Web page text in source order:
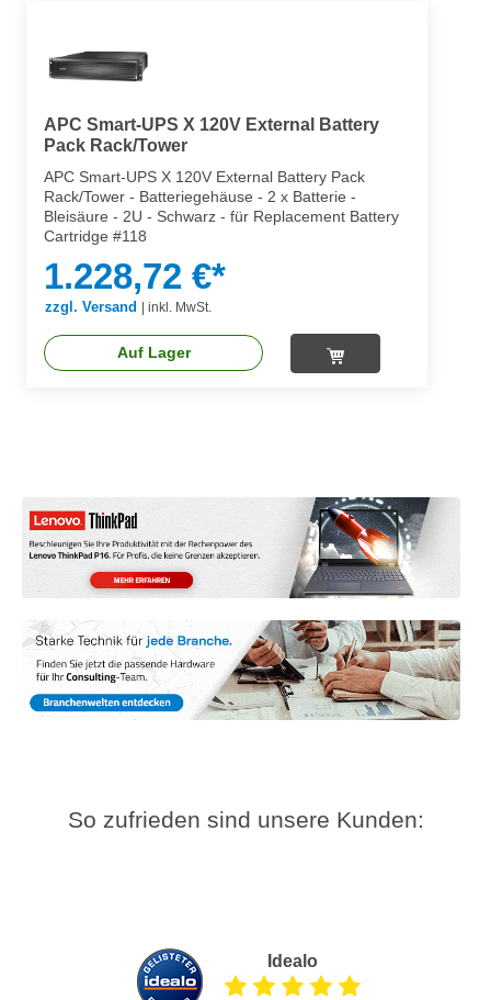
APC Smart-UPS X 120V External Battery
Pack Rack/Tower
APC Smart-UPS X 120V External Battery Pack
Rack/Tower - Batteriegehäuse - 2 x Batterie -
Bleisäure - 2U - Schwarz - für Replacement Battery
Cartridge #118
1.228,72 €*
zzgl. Versand inkl. MwSt.
Auf Lager
So zufrieden sind unsere Kunden:
Idealo